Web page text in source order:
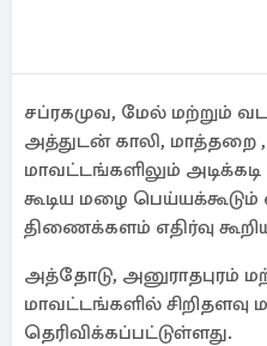
சப்ரகமுவ, மேல் மற்றும்
அத்துடன் காலி, மாத்தறை
மாவட்டங்களிலும்
கூடிய மழை
திணைக்களம் எதிர்வு
அத்தோடு, அனுராதபுரம்
மாவட்டங்களில்
தெரிவிக்கப்பட்டுள்ளது.